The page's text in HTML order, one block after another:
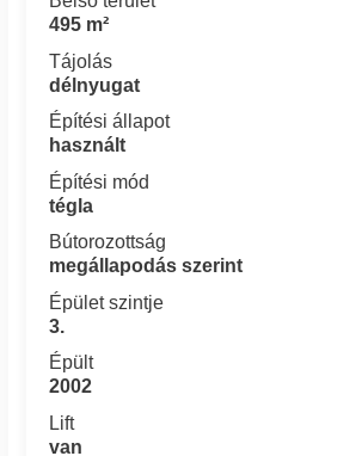
495 m²
Tájolás
délnyugat
Építési állapot
használt
Építési mód
tégla
Bútorozottság
megállapodás szerint
Épület szintje
3.
Épült
2002
Lift
van